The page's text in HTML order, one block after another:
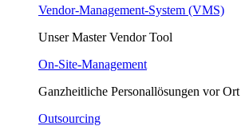
Vendor-Management-System (VMS)
Unser Master Vendor Tool
On-Site-Management
Ganzheitliche Personallösungen vor Ort
Outsourcing